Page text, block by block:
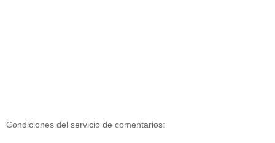
Condiciones del servicio de comentarios: